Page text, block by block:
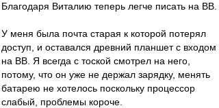
Благодаря Виталию теперь легче писать на ВВ.
У меня была почта старая к которой потерял
доступ, и оставался древний планшет с входом
на ВВ. Я всегда с тоской смотрел на него,
потому, что он уже не держал зарядку, менять
батарею не хотелось поскольку процессор
слабый, проблемы короче.